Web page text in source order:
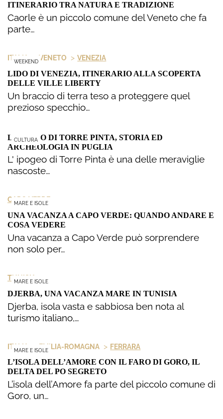
ITINERARIO TRA NATURA E TRADIZIONE
Caorle è un piccolo comune del Veneto che fa
parte…
WEEKEND
ITALIA > VENETO > VENEZIA
LIDO DI VENEZIA, ITINERARIO ALLA SCOPERTA
DELLE VILLE LIBERTY
Un braccio di terra teso a proteggere quel
prezioso specchio…
CULTURA
L’IPOGEO DI TORRE PINTA, STORIA ED
ARCHEOLOGIA IN PUGLIA
L' ipogeo di Torre Pinta è una delle meraviglie
nascoste…
MARE E ISOLE
CAPO VERDE
UNA VACANZA A CAPO VERDE: QUANDO ANDARE E
COSA VEDERE
Una vacanza a Capo Verde può sorprendere
non solo per…
MARE E ISOLE
TUNISIA
DJERBA, UNA VACANZA MARE IN TUNISIA
Djerba, isola vasta e sabbiosa ben nota al
turismo italiano,…
MARE E ISOLE
ITALIA > EMILIA-ROMAGNA > FERRARA
L’ISOLA DELL’AMORE CON IL FARO DI GORO, IL
DELTA DEL PO SEGRETO
L’isola dell’Amore fa parte del piccolo comune di
Goro, un…